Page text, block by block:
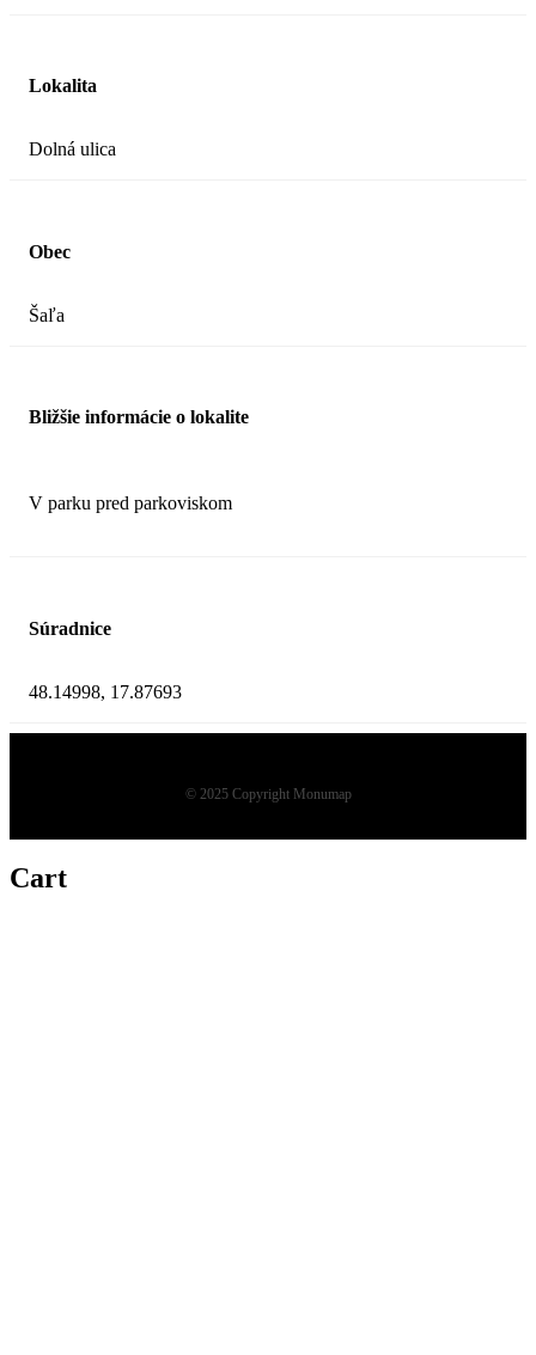
Lokalita
Dolná ulica
Obec
Šaľa
Bližšie informácie o lokalite
V parku pred parkoviskom
Súradnice
48.14998, 17.87693
© 2025 Copyright Monumap
Cart